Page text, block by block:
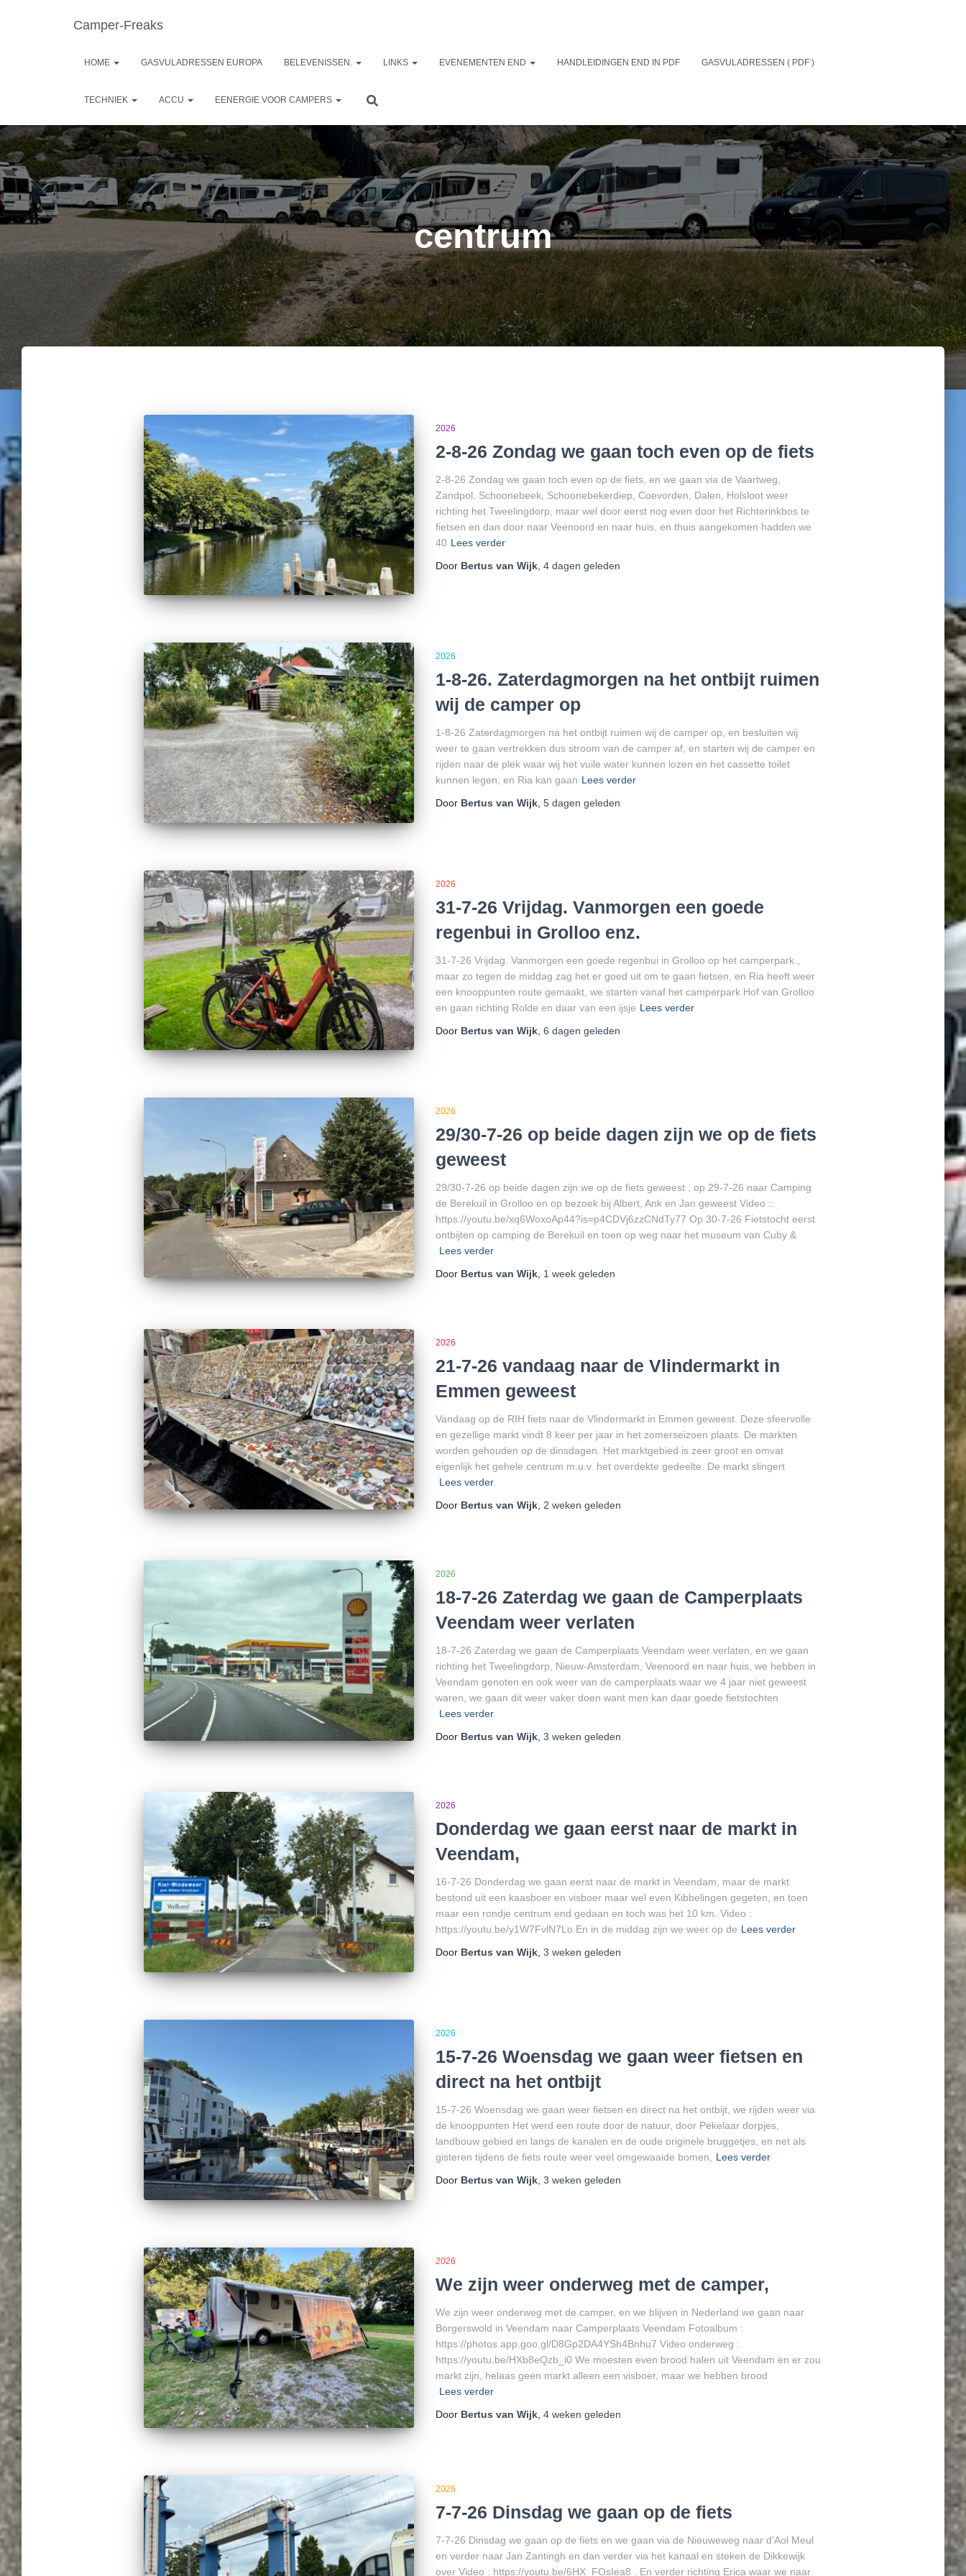
Camper-Freaks
HOME GASVULADRESSEN EUROPA BELEVENISSEN. LINKS EVENEMENTEN END HANDLEIDINGEN END IN PDF GASVULADRESSEN ( PDF )
TECHNIEK ACCU EENERGIE VOOR CAMPERS
centrum
2026
2-8-26 Zondag we gaan toch even op de fiets
2-8-26 Zondag we gaan toch even op de fiets, en we gaan via de Vaartweg,
Zandpol, Schoonebeek, Schoonebekerdiep, Coevorden, Dalen, Holsloot weer
richting het Tweelingdorp, maar wel door eerst nog even door het Richterinkbos te
fietsen en dan door naar Veenoord en naar huis, en thuis aangekomen hadden we
40 Lees verder
Door Bertus van Wijk, 4 dagen geleden
2026
1-8-26. Zaterdagmorgen na het ontbijt ruimen
wij de camper op
1-8-26 Zaterdagmorgen na het ontbijt ruimen wij de camper op, en besluiten wij
weer te gaan vertrekken dus stroom van de camper af, en starten wij de camper en
rijden naar de plek waar wij het vuile water kunnen lozen en het cassette toilet
kunnen legen, en Ria kan gaan Lees verder
Door Bertus van Wijk, 5 dagen geleden
2026
31-7-26 Vrijdag. Vanmorgen een goede
regenbui in Grolloo enz.
31-7-26 Vrijdag. Vanmorgen een goede regenbui in Grolloo op het camperpark.,
maar zo tegen de middag zag het er goed uit om te gaan fietsen, en Ria heeft weer
een knooppunten route gemaakt, we starten vanaf het camperpark Hof van Grolloo
en gaan richting Rolde en daar van een ijsje Lees verder
Door Bertus van Wijk, 6 dagen geleden
2026
29/30-7-26 op beide dagen zijn we op de fiets
geweest
29/30-7-26 op beide dagen zijn we op de fiets geweest , op 29-7-26 naar Camping
de Berekuil in Grolloo en op bezoek bij Albert, Ank en Jan geweest Video ::
https://youtu.be/xq6WoxoAp44?is=p4CDVj6zzCNdTy77 Op 30-7-26 Fietstocht eerst
ontbijten op camping de Berekuil en toen op weg naar het museum van Cuby &
Lees verder
Door Bertus van Wijk, 1 weekgeleden
2026
21-7-26 vandaag naar de Vlindermarkt in
Emmen geweest
Vandaag op de RIH fiets naar de Vlindermarkt in Emmen geweest. Deze sfeervolle
en gezellige markt vindt 8 keer per jaar in het zomerseizoen plaats. De markten
worden gehouden op de dinsdagen. Het marktgebied is zeer groot en omvat
eigenlijk het gehele centrum m.u.v. het overdekte gedeelte. De markt slingert
Lees verder
Door Bertus van Wijk, 2 weken geleden
2026
18-7-26 Zaterdag we gaan de Camperplaats
Veendam weer verlaten
18-7-26 Zaterdag we gaan de Camperplaats Veendam weer verlaten, en we gaan
richting het Tweelingdorp, Nieuw-Amsterdam, Veenoord en naar huis, we hebben in
Veendam genoten en ook weer van de camperplaats waar we 4 jaar niet geweest
waren, we gaan dit weer vaker doen want men kan daar goede fietstochten
Lees verder
Door Bertus van Wijk, 3 weken geleden
2026
Donderdag we gaan eerst naar de markt in
Veendam,
16-7-26 Donderdag we gaan eerst naar de markt in Veendam, maar de markt
bestond uit een kaasboer en visboer maar wel even Kibbelingen gegeten, en toen
maar een rondje centrum end gedaan en toch was het 10 km. Video :
https://youtu.be/y1W7FvlN7Lo En in de middag zijn we weer op de Lees verder
Door Bertus van Wijk, 3 weken geleden
2026
15-7-26 Woensdag we gaan weer fietsen en
direct na het ontbijt
15-7-26 Woensdag we gaan weer fietsen en direct na het ontbijt, we rijden weer via
de knooppunten Het werd een route door de natuur, door Pekelaar dorpjes,
landbouw gebied en langs de kanalen en de oude originele bruggetjes, en net als
gisteren tijdens de fiets route weer veel omgewaaide bomen, Lees verder
Door Bertus van Wijk, 3 weken geleden
2026
We zijn weer onderweg met de camper,
We zijn weer onderweg met de camper, en we blijven in Nederland we gaan naar
Borgerswold in Veendam naar Camperplaats Veendam Fotoalbum :
https://photos.app.goo.gl/D8Gp2DA4YSh4Bnhu7 Video onderweg :
https://youtu.be/HXb8eQzb_i0 We moesten even brood halen uit Veendam en er zou
markt zijn, helaas geen markt alleen een visboer, maar we hebben brood
Lees verder
Door Bertus van Wijk, 4 weken geleden
2026
7-7-26 Dinsdag we gaan op de fiets
7-7-26 Dinsdag we gaan op de fiets en we gaan via de Nieuweweg naar d’Aol Meul
en verder naar Jan Zantingh en dan verder via het kanaal en steken de Dikkewijk
over Video : https://youtu.be/6HX_FOsIea8 . En verder richting Erica waar we naar